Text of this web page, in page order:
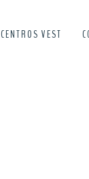
CENTROS VEST